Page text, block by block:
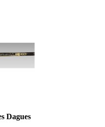
Dagues